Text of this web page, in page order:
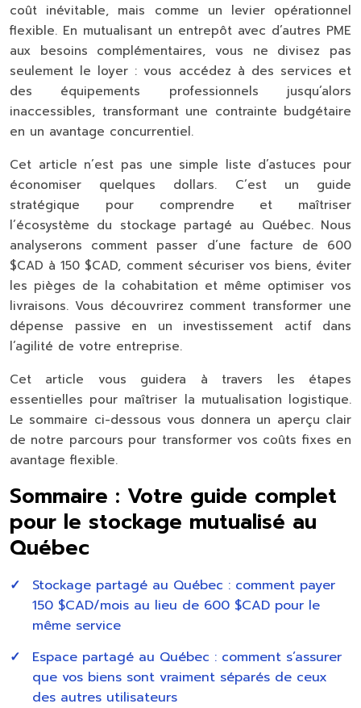
coût inévitable, mais comme un levier opérationnel
flexible. En mutualisant un entrepôt avec d’autres PME
aux besoins complémentaires, vous ne divisez pas
seulement le loyer : vous accédez à des services et
des équipements professionnels jusqu’alors
inaccessibles, transformant une contrainte budgétaire
en un avantage concurrentiel.
Cet article n’est pas une simple liste d’astuces pour
économiser quelques dollars. C’est un guide
stratégique pour comprendre et maîtriser
l’écosystème du stockage partagé au Québec. Nous
analyserons comment passer d’une facture de 600
$CAD à 150 $CAD, comment sécuriser vos biens, éviter
les pièges de la cohabitation et même optimiser vos
livraisons. Vous découvrirez comment transformer une
dépense passive en un investissement actif dans
l’agilité de votre entreprise.
Cet article vous guidera à travers les étapes
essentielles pour maîtriser la mutualisation logistique.
Le sommaire ci-dessous vous donnera un aperçu clair
de notre parcours pour transformer vos coûts fixes en
avantage flexible.
Sommaire : Votre guide complet
pour le stockage mutualisé au
Québec
Stockage partagé au Québec : comment payer
150 $CAD/mois au lieu de 600 $CAD pour le
même service
Espace partagé au Québec : comment s’assurer
que vos biens sont vraiment séparés de ceux
des autres utilisateurs